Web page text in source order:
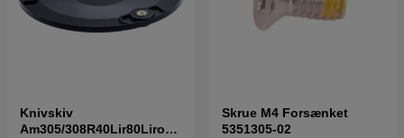
Knivskiv
Am305/308R40Lir80Lirob6
Skrue M4 Forsænket
5351305-02